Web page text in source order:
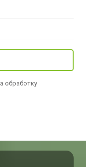
обработку